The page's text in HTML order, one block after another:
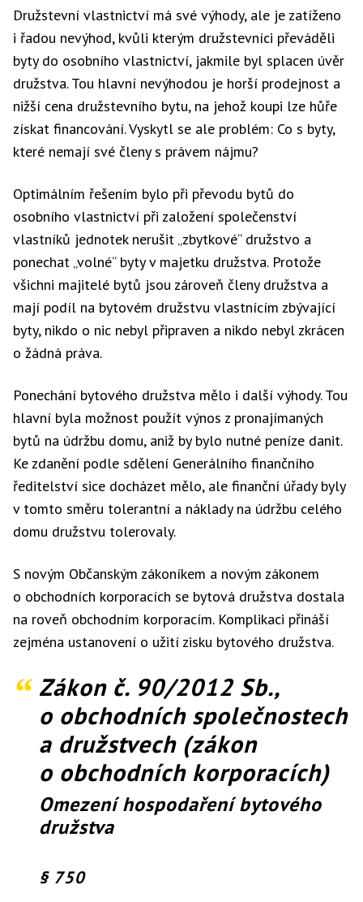
Družstevní vlastnictví má své výhody, ale je zatíženo
i řadou nevýhod, kvůli kterým družstevníci převáděli
byty do osobního vlastnictví, jakmile byl splacen úvěr
družstva. Tou hlavní nevýhodou je horší prodejnost a
nižší cena družstevního bytu, na jehož koupi lze hůře
získat financování. Vyskytl se ale problém: Co s byty,
které nemají své členy s právem nájmu?
Optimálním řešením bylo při převodu bytů do
osobního vlastnictví při založení společenství
vlastníků jednotek nerušit „zbytkové“ družstvo a
ponechat „volné“ byty v majetku družstva. Protože
všichni majitelé bytů jsou zároveň členy družstva a
mají podíl na bytovém družstvu vlastnícím zbývající
byty, nikdo o nic nebyl připraven a nikdo nebyl zkrácen
o žádná práva.
Ponechání bytového družstva mělo i další výhody. Tou
hlavní byla možnost použít výnos z pronajímaných
bytů na údržbu domu, aniž by bylo nutné peníze danit.
Ke zdanění podle sdělení Generálního finančního
ředitelství sice docházet mělo, ale finanční úřady byly
v tomto směru tolerantní a náklady na údržbu celého
domu družstvu tolerovaly.
S novým Občanským zákoníkem a novým zákonem
o obchodních korporacích se bytová družstva dostala
na roveň obchodním korporacím. Komplikaci přináší
zejména ustanovení o užití zisku bytového družstva.
Zákon č. 90/2012 Sb.,
o obchodních společnostech
a družstvech (zákon
o obchodních korporacích)
Omezení hospodaření bytového
družstva
§ 750